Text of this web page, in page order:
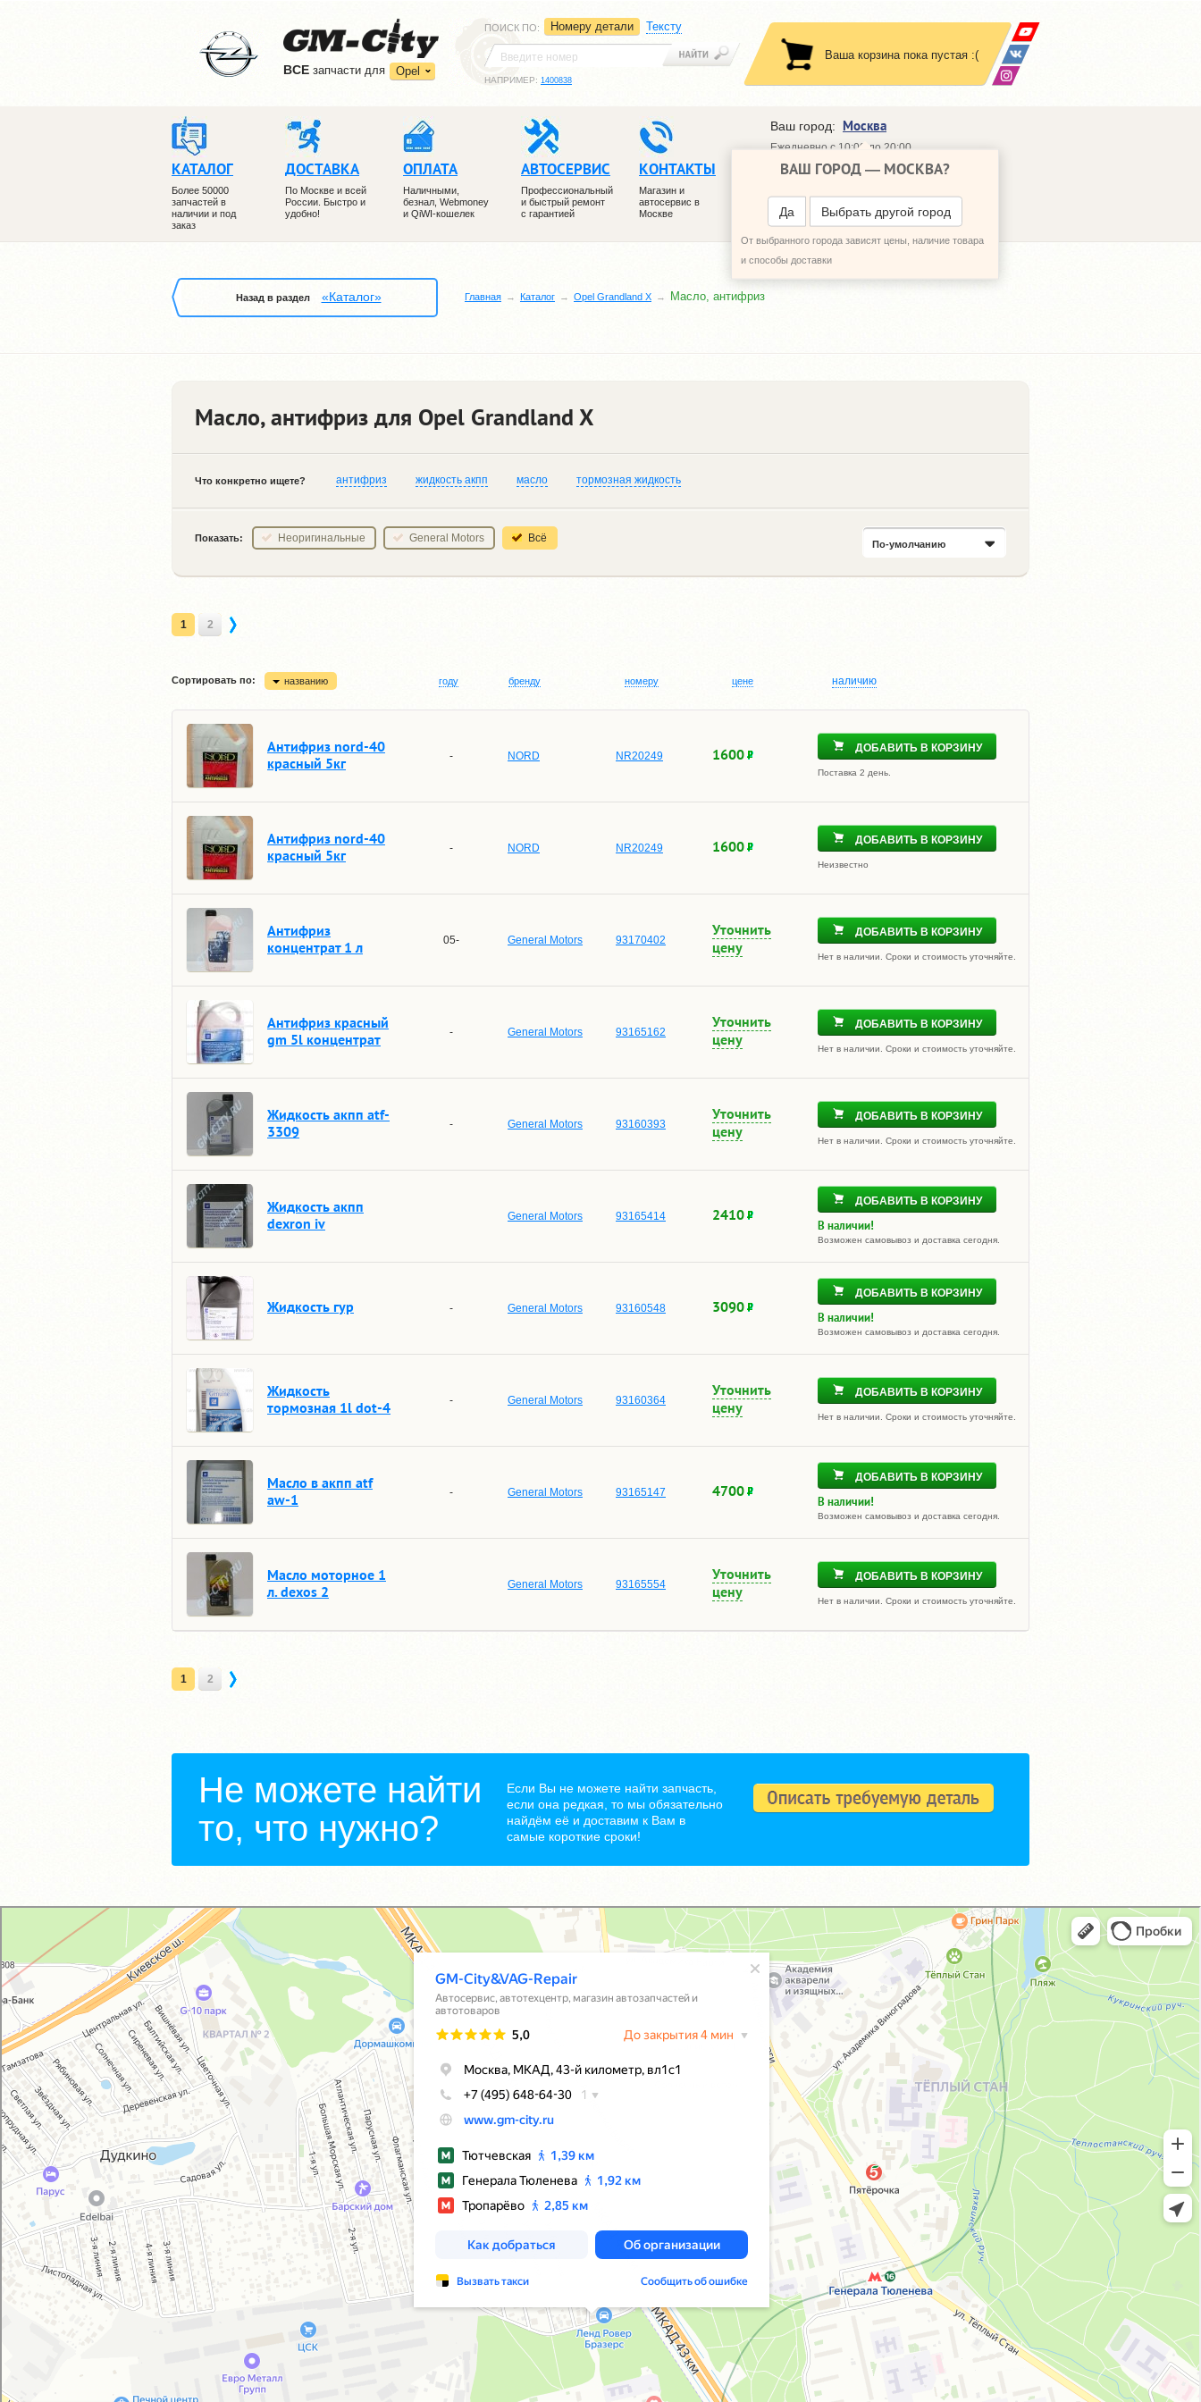
ВCE запчасти для Opel
ПОИСК ПО: Номеру детали Тексту
НАПРИМЕР: 1400838
Ваша корзина пока пустая :(
КАТАЛОГ
Более 50000
запчастей в
наличии и под
заказ
ДОСТАВКА
По Москве и всей
России. Быстро и
удобно!
ОПЛАТА
Наличными,
безнал, Webmoney
и QiWI-кошелек
АВТОСЕРВИС
Профессиональный
и быстрый ремонт
с гарантией
КОНТАКТЫ
Магазин и
автосервис в
Москве
Ваш город: Москва
ВАШ ГОРОД — МОСКВА?
Да Выбрать другой город
От выбранного города зависят цены, наличие товара
и способы доставки
Ежедневно с 10:00 до 20:00
+7 (495) 648-64-30
ПЕРЕЗВОНИТЬ МНЕ
Назад в раздел «Каталог» Главная Каталог Opel Grandland X Масло, антифриз
Масло, антифриз для Opel Grandland X
Что конкретно ищете? антифриз жидкость акпп масло тормозная жидкость
Показать: Неоригинальные General Motors Всё По-умолчанию
1 2
Сортировать по: названию году бренду номеру цене наличию
Антифриз nord-40
красный 5кг
- NORD NR20249 1600 ДОБАВИТЬ В КОРЗИНУ
Поставка 2 день.
Антифриз nord-40
красный 5кг
- NORD NR20249 1600 ДОБАВИТЬ В КОРЗИНУ
Неизвестно
Антифриз
концентрат 1 л
05- General Motors 93170402
Уточнить
цену
ДОБАВИТЬ В КОРЗИНУ
Нет в наличии. Сроки и стоимость уточняйте.
Антифриз красный
gm 5l концентрат
- General Motors 93165162
Уточнить
цену
ДОБАВИТЬ В КОРЗИНУ
Нет в наличии. Сроки и стоимость уточняйте.
Жидкость акпп atf-
3309
- General Motors 93160393
Уточнить
цену
ДОБАВИТЬ В КОРЗИНУ
Нет в наличии. Сроки и стоимость уточняйте.
Жидкость акпп
dexron iv
General Motors 93165414 2410
ДОБАВИТЬ В КОРЗИНУ
В наличии!
Возможен самовывоз и доставка сегодня.
Жидкость гур - General Motors 93160548 3090
ДОБАВИТЬ В КОРЗИНУ
В наличии!
Возможен самовывоз и доставка сегодня.
Жидкость
тормозная 1l dot-4
- General Motors 93160364
Уточнить
цену
ДОБАВИТЬ В КОРЗИНУ
Нет в наличии. Сроки и стоимость уточняйте.
Масло в акпп atf
aw-1
- General Motors 93165147 4700
ДОБАВИТЬ В КОРЗИНУ
В наличии!
Возможен самовывоз и доставка сегодня.
Масло моторное 1
л. dexos 2
General Motors 93165554
Уточнить
цену
ДОБАВИТЬ В КОРЗИНУ
Нет в наличии. Сроки и стоимость уточняйте.
1 2
Не можете найти
то, что нужно?
Если Вы не можете найти запчасть,
если она редкая, то мы обязательно
найдём её и доставим к Вам в
самые короткие сроки!
GM-City&VAG-Repair
Автосервис, автотехцентр в Москве
Магазин автозапчастей и автотоваров в Москве